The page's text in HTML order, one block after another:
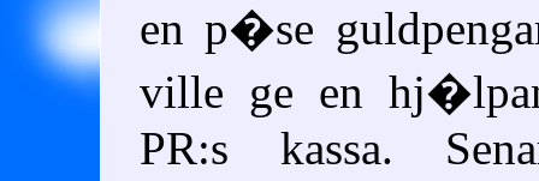
en p�se
ville ge en
PR:s kassa.